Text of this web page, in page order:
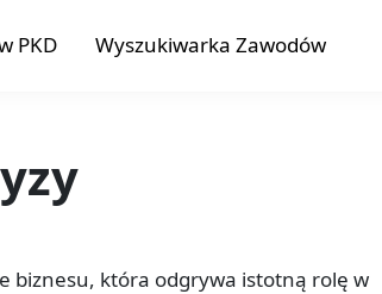
PKD Wyszukiwarka Zawodów
biznesu, która odgrywa istotną rolę w